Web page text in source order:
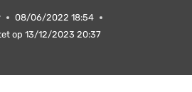
08/06/2022 18:54
op 13/12/2023 20:37